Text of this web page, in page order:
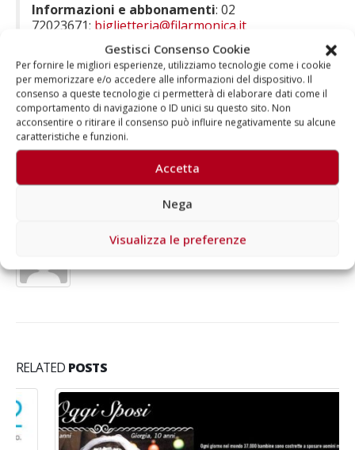
Gestisci Consenso Cookie
Per fornire le migliori esperienze, utilizziamo tecnologie come i cookie
per memorizzare e/o accedere alle informazioni del dispositivo. Il
consenso a queste tecnologie ci permetterà di elaborare dati come il
comportamento di navigazione o ID unici su questo sito. Non
acconsentire o ritirare il consenso può influire negativamente su alcune
caratteristiche e funzioni.
Accetta
Nega
Visualizza le preferenze
Informazioni e abbonamenti: 02
72023671; biglietteria@filarmonica.it
Filarmonica della Scala
clicca qui
Aragorn
RELATED POSTS